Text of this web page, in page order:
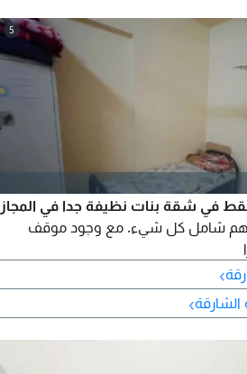
5
في شقة بنات نظيفة جدا في المجاز
تبدأ من 850 درهم شامل كل شيء. مع وجود موقف
›
›